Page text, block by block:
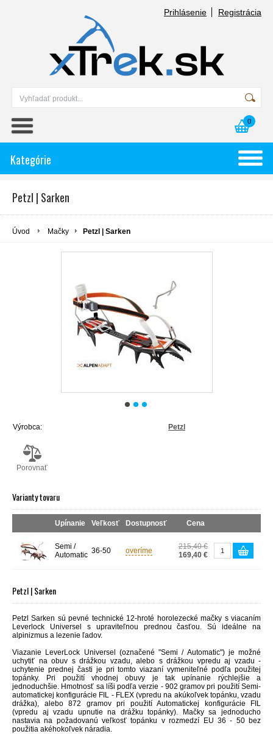
Prihlásenie Registrácia
0
Kategórie
Petzl | Sarken
Úvod Mačky Petzl | Sarken
Výrobca: Petzl
Porovnať
Varianty tovaru
Upínanie Veľkosť Dostupnosť Cena
Semi /
Automatic 36-50 overíme
215,40 €
169,40 €
Petzl | Sarken
Petzl Sarken sú pevné technické 12-hroté horolezecké mačky s viacaním
Leverlock Universel s upraviteľnou prednou časťou. Sú ideálne na
alpinizmus a lezenie ľadov.
Viazanie LeverLock Universel (označené "Semi / Automatic") je možné
uchytiť na obuv s drážkou vzadu, alebo s drážkou vpredu aj vzadu -
uchytenie prednej časti je pri tomto viazaní vymeniteľné podľa použitej
topánky. Pri použití vhodnej obuvy je tak upínanie rýchlejšie a
jednoduchšie. Hmotnosť sa líši podľa verzie - 902 gramov pri použití Semi-
automatickej konfigurácie FIL - FLEX (vpredu na akúkoľvek topánku, vzadu
drážka), alebo 872 gramov pri použití Automatickej konfigurácie FIL
(vpredu aj vzadu upnutie na drážku topánky). Mačky sa jednoducho
nastavia na požadovanú veľkosť topánku v rozmedzí EU 36 - 50 bez
použitia akéhokoľvek náradia.